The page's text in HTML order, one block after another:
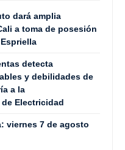
dará amplia
a toma de posesión
detecta
y debilidades de
a la
Electricidad
viernes 7 de agosto